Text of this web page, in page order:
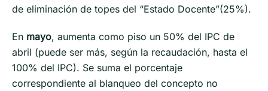
de eliminación de topes del “Estado Docente”(25%).
En mayo, aumenta como piso un 50% del IPC de
abril (puede ser más, según la recaudación, hasta el
100% del IPC). Se suma el porcentaje
correspondiente al blanqueo del concepto no